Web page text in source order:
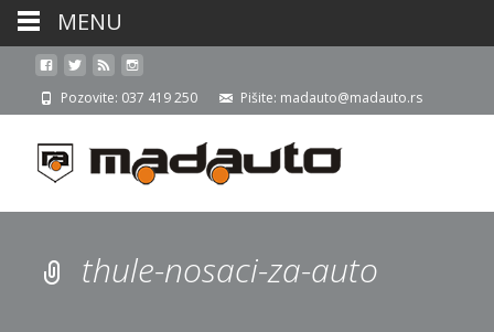
Pozovite: 037 419 250 Pišite: madauto@madauto.rs
thule-nosaci-za-auto
MENU